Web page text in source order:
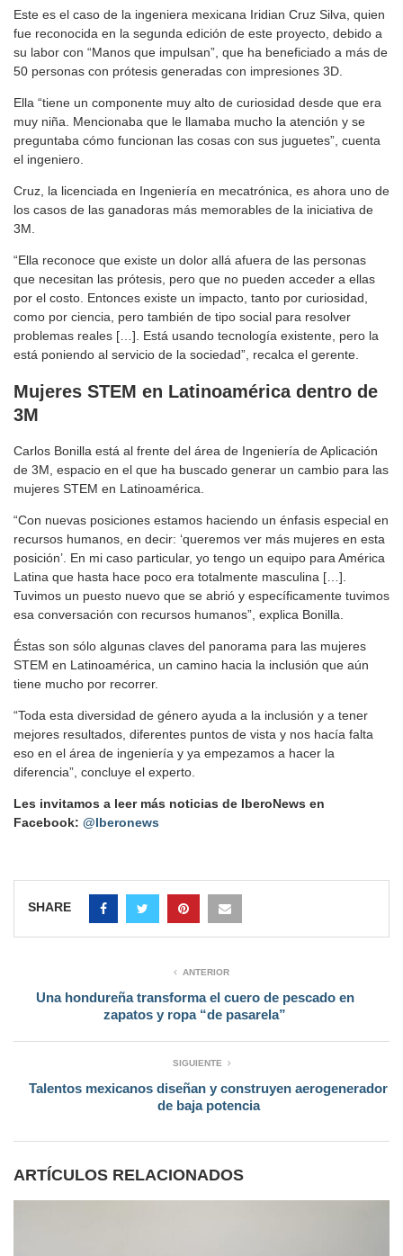
Este es el caso de la ingeniera mexicana Iridian Cruz Silva, quien
fue reconocida en la segunda edición de este proyecto, debido a
su labor con “Manos que impulsan”, que ha beneficiado a más de
50 personas con prótesis generadas con impresiones 3D.
Ella “tiene un componente muy alto de curiosidad desde que era
muy niña. Mencionaba que le llamaba mucho la atención y se
preguntaba cómo funcionan las cosas con sus juguetes”, cuenta
el ingeniero.
Cruz, la licenciada en Ingeniería en mecatrónica, es ahora uno de
los casos de las ganadoras más memorables de la iniciativa de
3M.
“Ella reconoce que existe un dolor allá afuera de las personas
que necesitan las prótesis, pero que no pueden acceder a ellas
por el costo. Entonces existe un impacto, tanto por curiosidad,
como por ciencia, pero también de tipo social para resolver
problemas reales […]. Está usando tecnología existente, pero la
está poniendo al servicio de la sociedad”, recalca el gerente.
Mujeres STEM en Latinoamérica dentro de
3M
Carlos Bonilla está al frente del área de Ingeniería de Aplicación
de 3M, espacio en el que ha buscado generar un cambio para las
mujeres STEM en Latinoamérica.
“Con nuevas posiciones estamos haciendo un énfasis especial en
recursos humanos, en decir: ‘queremos ver más mujeres en esta
posición’. En mi caso particular, yo tengo un equipo para América
Latina que hasta hace poco era totalmente masculina […].
Tuvimos un puesto nuevo que se abrió y específicamente tuvimos
esa conversación con recursos humanos”, explica Bonilla.
Éstas son sólo algunas claves del panorama para las mujeres
STEM en Latinoamérica, un camino hacia la inclusión que aún
tiene mucho por recorrer.
“Toda esta diversidad de género ayuda a la inclusión y a tener
mejores resultados, diferentes puntos de vista y nos hacía falta
eso en el área de ingeniería y ya empezamos a hacer la
diferencia”, concluye el experto.
Les invitamos a leer más noticias de IberoNews en
Facebook: @Iberonews
SHARE
ANTERIOR
Una hondureña transforma el cuero de pescado en
zapatos y ropa “de pasarela”
SIGUIENTE
Talentos mexicanos diseñan y construyen aerogenerador
de baja potencia
ARTÍCULOS RELACIONADOS